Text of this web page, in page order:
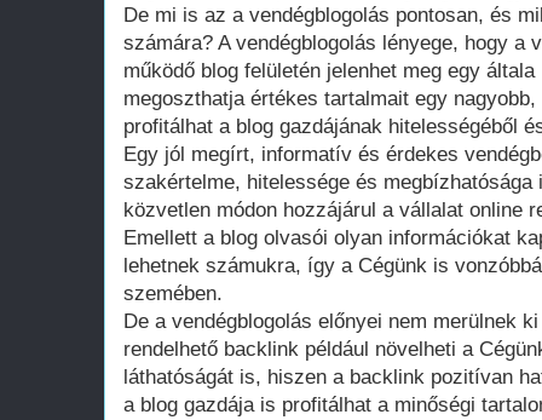
De mi is az a vendégblogolás pontosan, és
számára? A vendégblogolás lényege, hogy a
működő blog felületén jelenhet meg egy
megoszthatja értékes tartalmait egy
profitálhat a blog gazdájának hitelességéből
Egy jól megírt, informatív és érdekes
szakértelme, hitelessége és megbízhatósága
közvetlen módon hozzájárul a vállalat online
Emellett a blog olvasói olyan információkat
lehetnek számukra, így a Cégünk is
szemében.
De a vendégblogolás előnyei nem merülnek
rendelhető backlink például növelheti a
láthatóságát is, hiszen a backlink pozitívan
a blog gazdája is profitálhat a minőségi